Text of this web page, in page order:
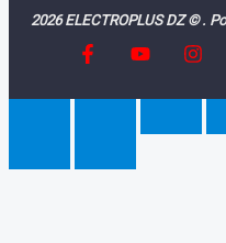
2026 ELECTROPLUS DZ © .